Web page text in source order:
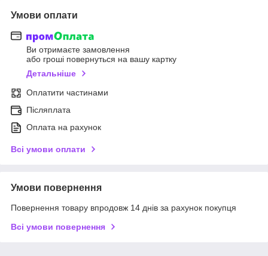
Умови оплати
Ви отримаєте замовлення
або гроші повернуться на вашу картку
Детальніше
Оплатити частинами
Післяплата
Оплата на рахунок
Всі умови оплати
Умови повернення
Повернення товару впродовж 14 днів за рахунок покупця
Всі умови повернення